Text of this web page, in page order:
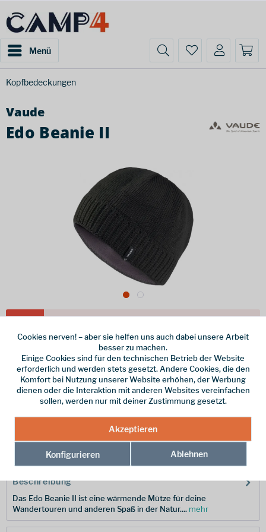
Menü
Kopfbedeckungen
Vaude
Edo Beanie II
inkl. MwSt. zzgl. Versandkosten
Farbe
Merken
Hersteller-Nr.: 40325-010-0000
Beschreibung
Das Edo Beanie II ist eine wärmende Mütze für deine
Wandertouren und anderen Spaß in der Natur.... mehr
Cookies nerven! – aber sie helfen uns auch dabei unsere Arbeit
besser zu machen.
Einige Cookies sind für den technischen Betrieb der Website
erforderlich und werden stets gesetzt. Andere Cookies, die den
Komfort bei Nutzung unserer Website erhöhen, der Werbung
dienen oder die Interaktion mit anderen Websites vereinfachen
sollen, werden nur mit deiner Zustimmung gesetzt.
Akzeptieren
Konfigurieren Ablehnen